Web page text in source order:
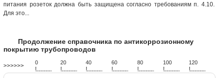
питания розеток должна быть защищена согласно требованиям п. 4.10.
Для это...
Продолжение справочника по антикоррозионному
покрытию трубопроводов
>>>>>> 0
!...................
20
!...................
40
!...................
60
!...................
80
!...................
100
!...................
120
!...................